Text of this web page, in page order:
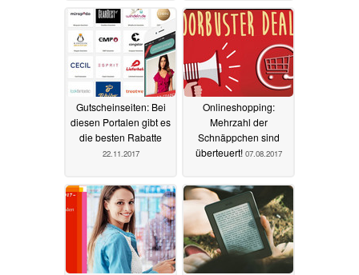
13.07.2018
Gutscheinseiten: Bei
diesen Portalen gibt es
die besten Rabatte
22.11.2017
Onlineshopping:
Mehrzahl der
Schnäppchen sind
überteuert! 07.08.2017